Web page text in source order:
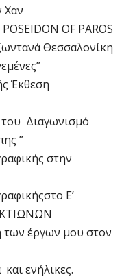
Χαν
OF PAROS
Θεσσαλονίκη
Έκθεση
του Διαγωνισμό
”
στην
Ε’
έργων μου στον
ενήλικες.